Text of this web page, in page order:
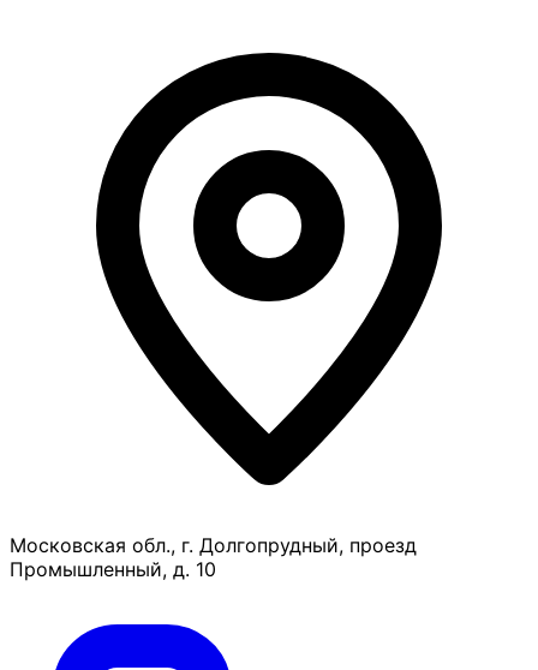
Московская обл., г. Долгопрудный, проезд
Промышленный, д. 10